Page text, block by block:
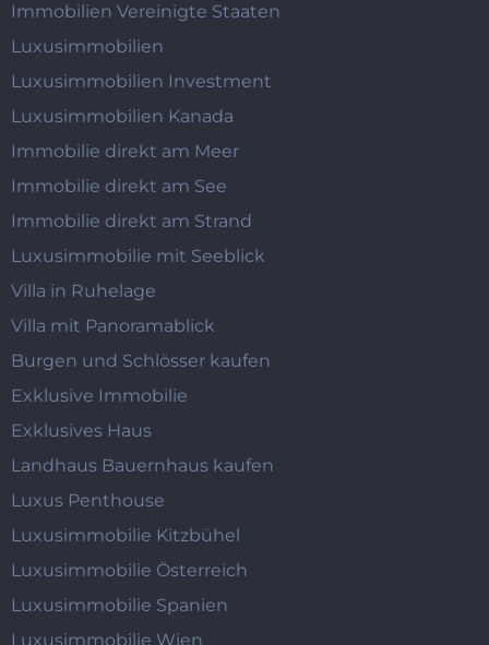
Immobilien Vereinigte Staaten
Luxusimmobilien
Luxusimmobilien Investment
Luxusimmobilien Kanada
Immobilie direkt am Meer
Immobilie direkt am See
Immobilie direkt am Strand
Luxusimmobilie mit Seeblick
Villa in Ruhelage
Villa mit Panoramablick
Burgen und Schlösser kaufen
Exklusive Immobilie
Exklusives Haus
Landhaus Bauernhaus kaufen
Luxus Penthouse
Luxusimmobilie Kitzbühel
Luxusimmobilie Österreich
Luxusimmobilie Spanien
Luxusimmobilie Wien